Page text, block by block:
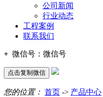
公司新闻
行业动态
工程案例
联系我们
+ 微信号： 微信号
点击复制微信
您的位置： 首页 -> 产品中心